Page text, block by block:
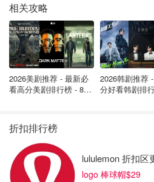
也有人症状比较“典型”：
相关攻略
2026美剧推荐 - 最新必
看高分美剧排行榜 - 8月
2026韩剧推荐
分好看韩剧排
折扣排行榜
lululemon 折扣区
logo 棒球帽$29